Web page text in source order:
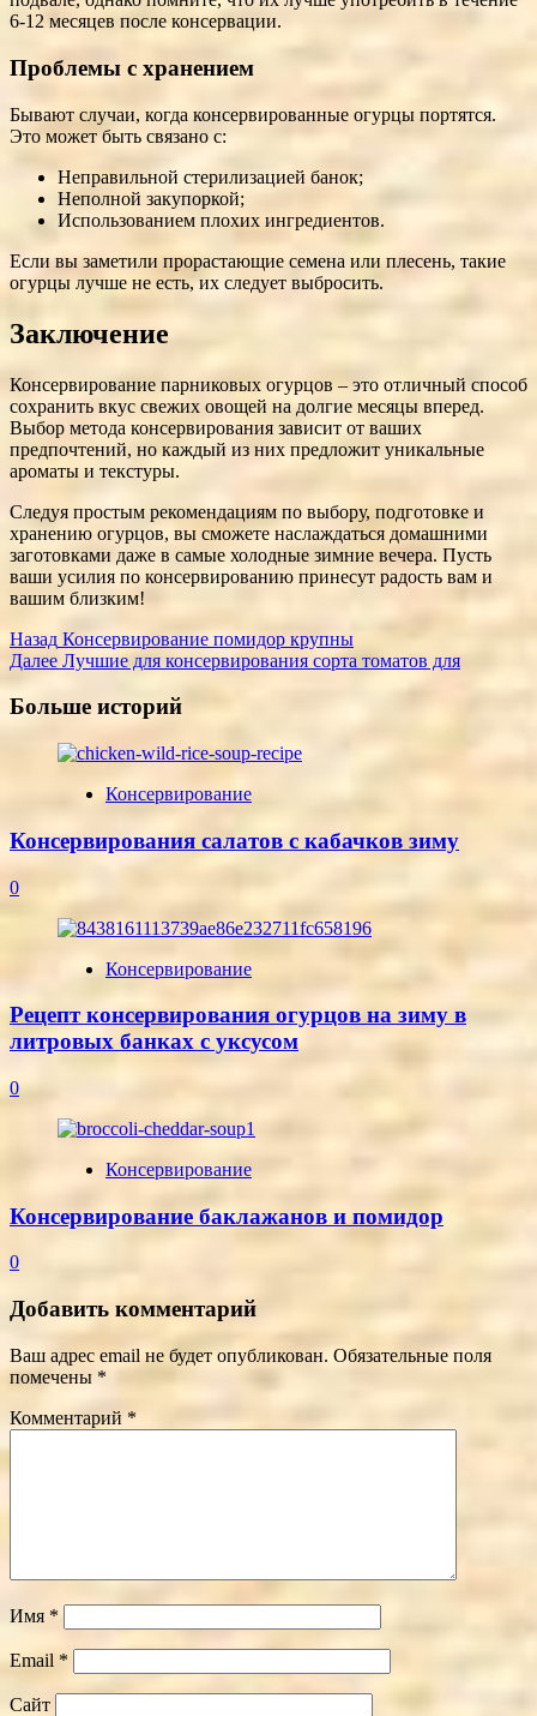
6-12 месяцев после консервации.
Проблемы с хранением
Бывают случаи, когда консервированные огурцы портятся.
Это может быть связано с:
Неправильной стерилизацией банок;
Неполной закупоркой;
Использованием плохих ингредиентов.
Если вы заметили прорастающие семена или плесень, такие
огурцы лучше не есть, их следует выбросить.
Заключение
Консервирование парниковых огурцов – это отличный способ
сохранить вкус свежих овощей на долгие месяцы вперед.
Выбор метода консервирования зависит от ваших
предпочтений, но каждый из них предложит уникальные
ароматы и текстуры.
Следуя простым рекомендациям по выбору, подготовке и
хранению огурцов, вы сможете наслаждаться домашними
заготовками даже в самые холодные зимние вечера. Пусть
ваши усилия по консервированию принесут радость вам и
вашим близким!
Post
Navigation
Назад Консервирование помидор крупны
Далее Лучшие для консервирования сорта томатов для
Больше историй
Консервирование
Консервирования салатов с кабачков зиму
0
Консервирование
Рецепт консервирования огурцов на зиму в
литровых банках с уксусом
0
Консервирование
Консервирование баклажанов и помидор
0
Добавить комментарий
Ваш адрес email не будет опубликован. Обязательные поля
помечены *
Комментарий *
Имя *
Email *
Сайт